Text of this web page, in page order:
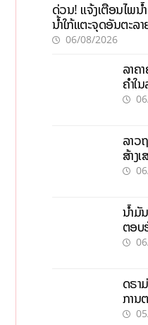
ດ່ວນ! ແຈ້ງເຕືອນໄພ
ນໍ້າໃກ້ແຕະຈຸດອັນຕະລາ
06/08/2026
ລາຄ
ຄຳໃ
ລາວ
ສ້າງ
ກ້າວ
ນໍ້າມັ
ຕອບ
ໂລກ
ດຣາ
ການ
ທຸລະ